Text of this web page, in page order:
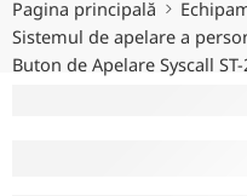
Pagina principală
Sistemul de apelare a
Buton de Apelare Syscall